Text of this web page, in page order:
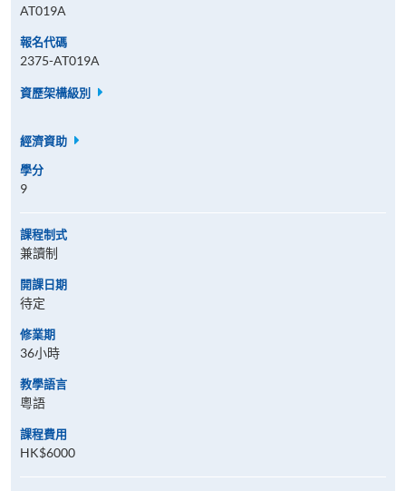
AT019A
報名代碼
2375-AT019A
資歷架構級別
經濟資助
學分
9
課程制式
兼讀制
開課日期
待定
修業期
36小時
教學語言
粵語
課程費用
HK$6000